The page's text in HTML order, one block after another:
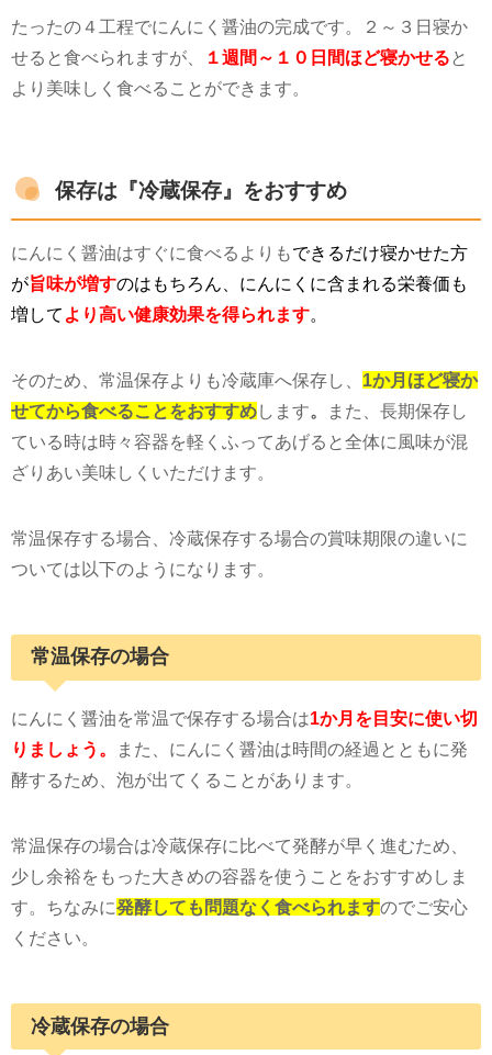
たったの４工程でにんにく醤油の完成です。２～３日寝か
せると食べられますが、
１週間～１０日間ほど寝かせる と
より美味しく食べることができます。
保存は『冷蔵保存』をおすすめ
にんにく醤油はすぐに食べるよりもできるだけ寝かせた方
が旨味が増すのはもちろん、にんにくに含まれる栄養価も
増して より高い健康効果を得られます
そのため、常温保存よりも冷蔵庫へ保存し、 1か月ほど寝か
せてから食べることをおすすめします 。
また、長期保存し
ている時は時々容器を軽くふってあげると全体に風味が混
ざりあい美味しくいただけます。
常温保存する場合、冷蔵保存する場合の賞味期限の違いに
ついては以下のようになります。
常温保存の場合
にんにく醤油を常温で保存する場合は1か月を目安に使い切
りましょう。
また、にんにく醤油は時間の経過とともに発
酵するため、泡が出てくることがあります。
常温保存の場合は冷蔵保存に比べて発酵が早く進むため、
少し余裕をもった大きめの容器を使うことをおすすめしま
す。ちなみに発酵しても問題なく食べられますのでご安心
ください。
冷蔵保存の場合